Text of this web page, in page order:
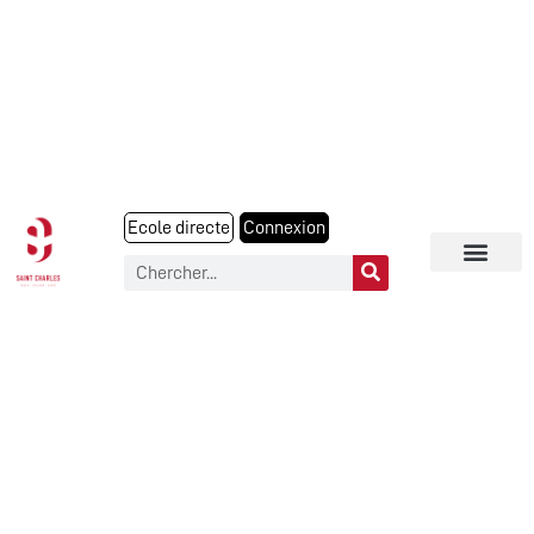
Ecole directe Connexion